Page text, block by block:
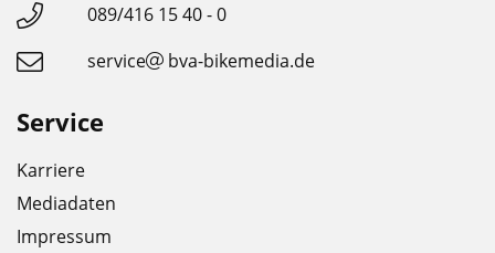
089/416 15 40 - 0
service
bva-bikemedia.de
Service
Karriere
Mediadaten
Impressum